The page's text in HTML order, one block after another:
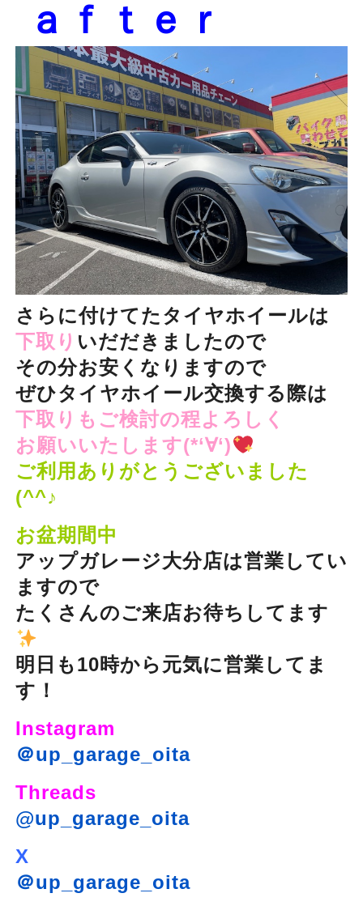
ａｆｔｅｒ
さらに付けてたタイヤホイールは
下取り いだだきましたので
その分お安くなりますので
ぜひタイヤホイール交換する際は
下取りもご検討の程よろしく
お願いいたします(*‘∀‘)
ご利用ありがとうございました
(^^♪
お盆期間中
アップガレージ大分店は営業してい
ますので
たくさんのご来店お待ちしてます
明日も10時から元気に営業してま
す！
Instagram
＠up_garage_oita
Threads
@up_garage_oita
X
＠up_garage_oita